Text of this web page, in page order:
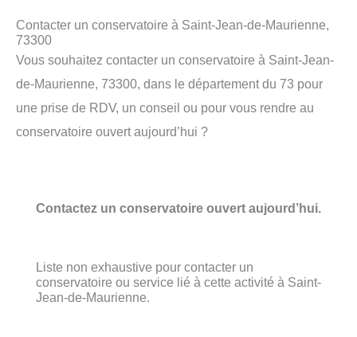
Contacter un conservatoire à Saint-Jean-de-Maurienne,
73300
Vous souhaitez contacter un conservatoire à Saint-Jean-
de-Maurienne, 73300, dans le département du 73 pour
une prise de RDV, un conseil ou pour vous rendre au
conservatoire ouvert aujourd’hui ?
Contactez un conservatoire ouvert aujourd’hui.
Liste non exhaustive pour contacter un
conservatoire ou service lié à cette activité à Saint-
Jean-de-Maurienne.